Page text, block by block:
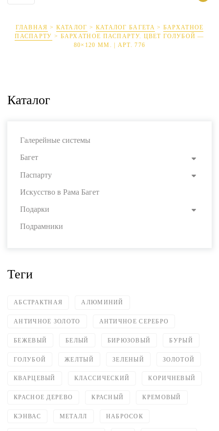
ГЛАВНАЯ > КАТАЛОГ > КАТАЛОГ БАГЕТА > БАРХАТНОЕ
ПАСПАРТУ > БАРХАТНОЕ ПАСПАРТУ. ЦВЕТ ГОЛУБОЙ —
80×120 ММ. | АРТ. 776
Каталог
Галерейные системы
Багет
Паспарту
Искусство в Рама Багет
Подарки
Подрамники
Теги
АБСТРАКТНАЯ АЛЮМИНИЙ
АНТИЧНОЕ ЗОЛОТО АНТИЧНОЕ СЕРЕБРО
БЕЖЕВЫЙ БЕЛЫЙ БИРЮЗОВЫЙ БУРЫЙ
ГОЛУБОЙ ЖЕЛТЫЙ ЗЕЛЕНЫЙ ЗОЛОТОЙ
КВАРЦЕВЫЙ КЛАССИЧЕСКИЙ КОРИЧНЕВЫЙ
КРАСНОЕ ДЕРЕВО КРАСНЫЙ КРЕМОВЫЙ
КЭНВАС МЕТАЛЛ НАБРОСОК